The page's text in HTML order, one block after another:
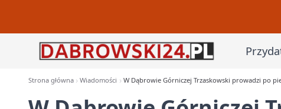
Strona główna Wiadomości W Dąbrowie Górniczej Trzaskowski prowadzi po